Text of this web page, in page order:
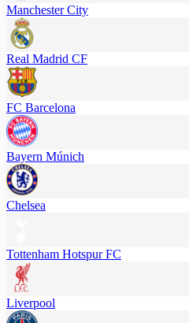
Manchester City
Real Madrid CF
FC Barcelona
Bayern Múnich
Chelsea
Tottenham Hotspur FC
Liverpool